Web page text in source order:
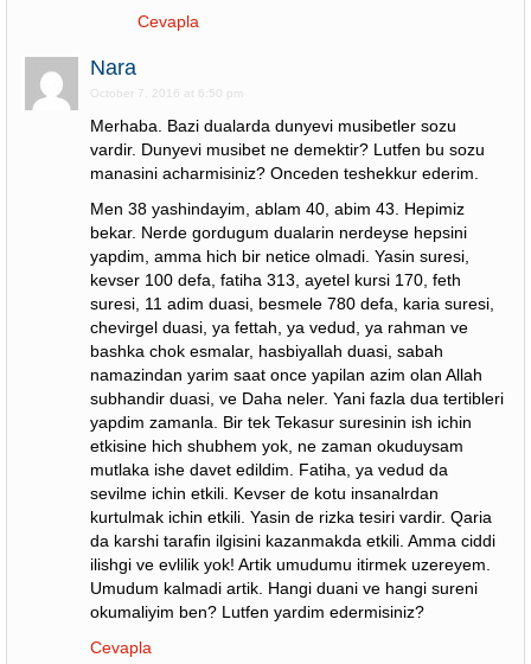
Cevapla
Nara
October 7, 2016 at 6:50 pm
Merhaba. Bazi dualarda dunyevi musibetler sozu
vardir. Dunyevi musibet ne demektir? Lutfen bu sozu
manasini acharmisiniz? Onceden teshekkur ederim.
Men 38 yashindayim, ablam 40, abim 43. Hepimiz
bekar. Nerde gordugum dualarin nerdeyse hepsini
yapdim, amma hich bir netice olmadi. Yasin suresi,
kevser 100 defa, fatiha 313, ayetel kursi 170, feth
suresi, 11 adim duasi, besmele 780 defa, karia suresi,
chevirgel duasi, ya fettah, ya vedud, ya rahman ve
bashka chok esmalar, hasbiyallah duasi, sabah
namazindan yarim saat once yapilan azim olan Allah
subhandir duasi, ve Daha neler. Yani fazla dua tertibleri
yapdim zamanla. Bir tek Tekasur suresinin ish ichin
etkisine hich shubhem yok, ne zaman okuduysam
mutlaka ishe davet edildim. Fatiha, ya vedud da
sevilme ichin etkili. Kevser de kotu insanalrdan
kurtulmak ichin etkili. Yasin de rizka tesiri vardir. Qaria
da karshi tarafin ilgisini kazanmakda etkili. Amma ciddi
ilishgi ve evlilik yok! Artik umudumu itirmek uzereyem.
Umudum kalmadi artik. Hangi duani ve hangi sureni
okumaliyim ben? Lutfen yardim edermisiniz?
Cevapla